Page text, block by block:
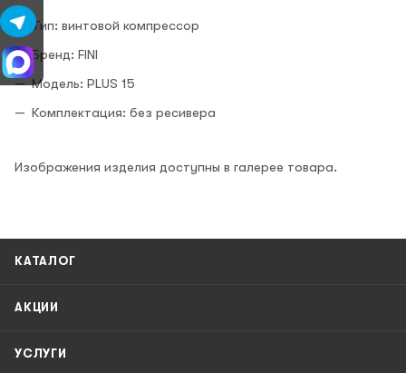
Тип: винтовой компрессор
Бренд: FINI
Модель: PLUS 15
Комплектация: без ресивера
Изображения изделия доступны в галерее товара.
КАТАЛОГ
АКЦИИ
УСЛУГИ